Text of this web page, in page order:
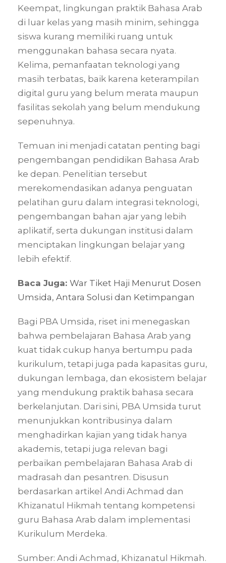
Keempat, lingkungan praktik Bahasa Arab
di luar kelas yang masih minim, sehingga
siswa kurang memiliki ruang untuk
menggunakan bahasa secara nyata.
Kelima, pemanfaatan teknologi yang
masih terbatas, baik karena keterampilan
digital guru yang belum merata maupun
fasilitas sekolah yang belum mendukung
sepenuhnya.
Temuan ini menjadi catatan penting bagi
pengembangan pendidikan Bahasa Arab
ke depan. Penelitian tersebut
merekomendasikan adanya penguatan
pelatihan guru dalam integrasi teknologi,
pengembangan bahan ajar yang lebih
aplikatif, serta dukungan institusi dalam
menciptakan lingkungan belajar yang
lebih efektif.
Baca Juga: War Tiket Haji Menurut Dosen
Umsida, Antara Solusi dan Ketimpangan
Bagi PBA Umsida, riset ini menegaskan
bahwa pembelajaran Bahasa Arab yang
kuat tidak cukup hanya bertumpu pada
kurikulum, tetapi juga pada kapasitas guru,
dukungan lembaga, dan ekosistem belajar
yang mendukung praktik bahasa secara
berkelanjutan. Dari sini, PBA Umsida turut
menunjukkan kontribusinya dalam
menghadirkan kajian yang tidak hanya
akademis, tetapi juga relevan bagi
perbaikan pembelajaran Bahasa Arab di
madrasah dan pesantren. Disusun
berdasarkan artikel Andi Achmad dan
Khizanatul Hikmah tentang kompetensi
guru Bahasa Arab dalam implementasi
Kurikulum Merdeka.
Sumber: Andi Achmad, Khizanatul Hikmah.